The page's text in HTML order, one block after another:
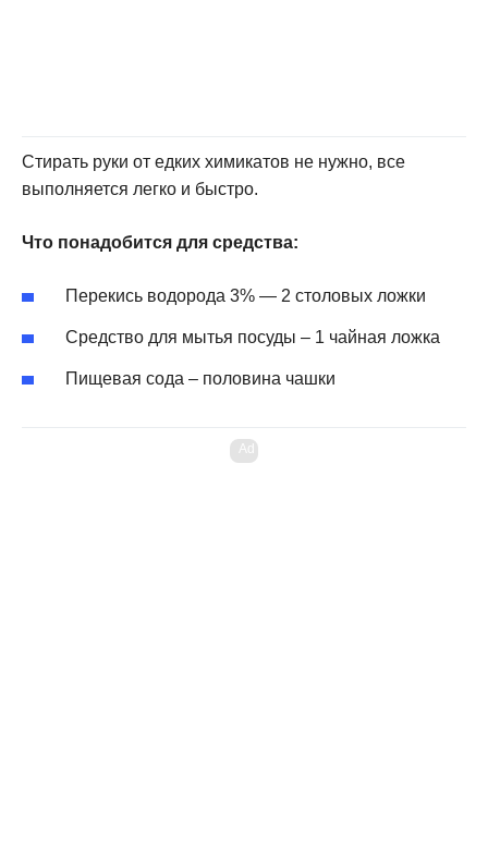
Стирать руки от едких химикатов не нужно, все
выполняется легко и быстро.
Что понадобится для средства:
Перекись водорода 3% — 2 столовых ложки
Средство для мытья посуды – 1 чайная ложка
Пищевая сода – половина чашки
Ad